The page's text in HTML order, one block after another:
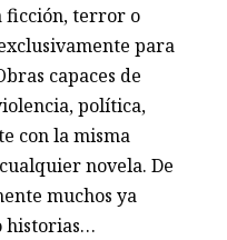
ficción, terror o
para
capaces de
política,
con la misma
novela. De
muchos ya
historias…